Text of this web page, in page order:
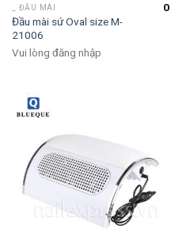
_ ĐẦU MÀI
Đầu mài sứ Oval size M-
21006
0
Vui lòng đăng nhập